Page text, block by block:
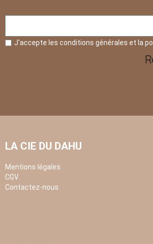
J'accepte les conditions générales et la
LA CIE DU DAHU
Mentions légales
CGV
Contactez-nous